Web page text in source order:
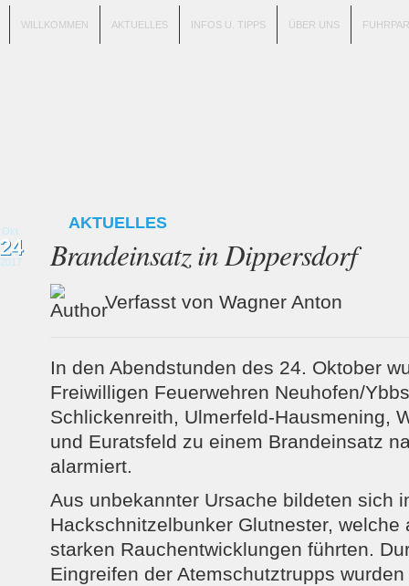
WILLKOMMEN AKTUELLES INFOS U. TIPPS ÜBER UNS
Okt.
24
2017
AKTUELLES
Brandeinsatz in Dippersdorf
Verfasst von Wagner Anton
In den Abendstunden des 24. Oktober
Freiwilligen Feuerwehren Neuhofen/
Schlickenreith, Ulmerfeld-Hausmening,
und Euratsfeld zu einem Brandeinsatz
alarmiert.
Aus unbekannter Ursache bildeten sich
Hackschnitzelbunker Glutnester, welche
starken Rauchentwicklungen führten.
Eingreifen der Atemschutztrupps